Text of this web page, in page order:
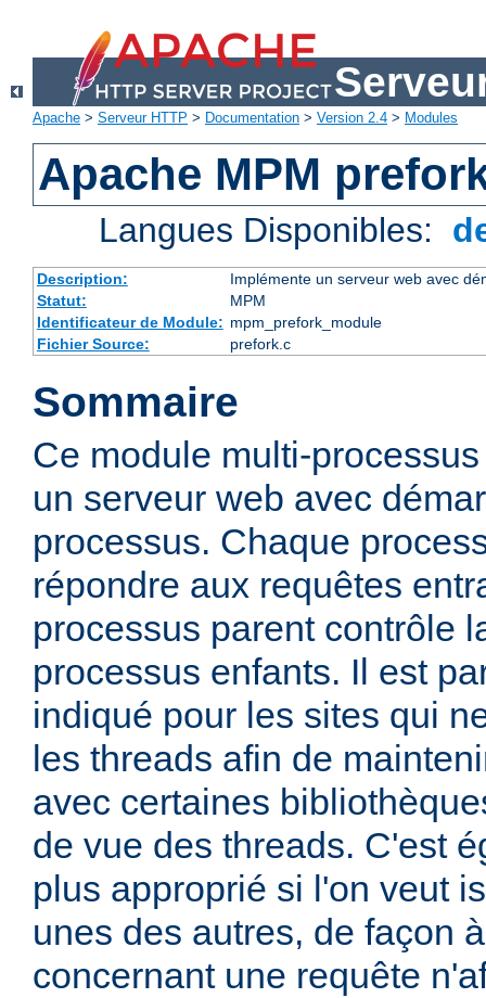
Apache > Serveur HTTP > Documentation > Version 2.4 > Modules
Apache MPM
Langues Disponibles:
Description:
Implémente un serveur web avec
Statut:
MPM
Identificateur de Module: mpm_prefork_module
Fichier Source:
prefork.c
Sommaire
Ce module multi-
un serveur web avec
processus. Chaque
répondre aux requêtes
processus parent contrôle
processus enfants. Il est
indiqué pour les sites qui
les threads afin de
avec certaines
de vue des threads. C'est
plus approprié si l'on veut
unes des autres, de façon
concernant une requête